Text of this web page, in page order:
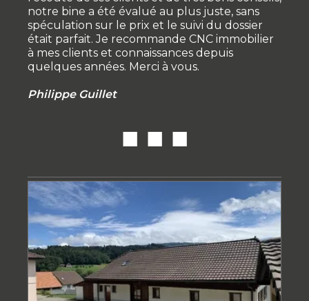
notre bine a été évalué au plus juste, sans
spéculation sur le prix et le suivi du dossier
était parfait. Je recommande CNC immobilier
à mes clients et connaissances depuis
quelques années. Merci à vous.
Philippe Guillet
■ ■ ■